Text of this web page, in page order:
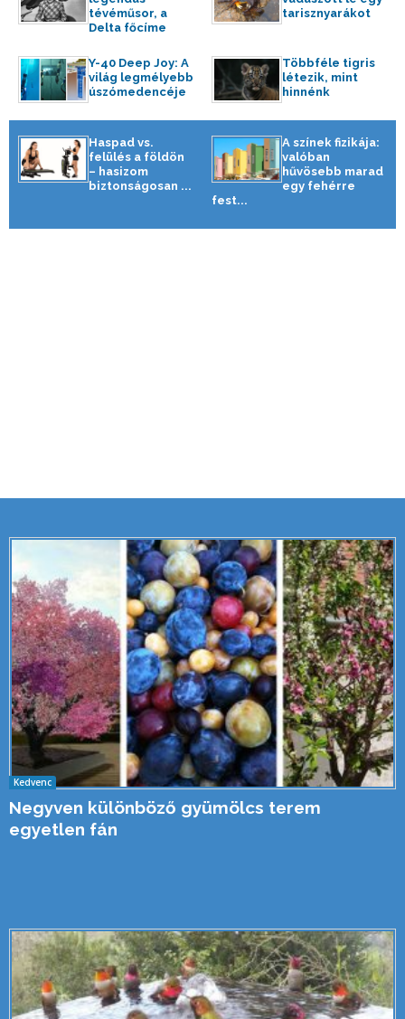
tévéműsor, a
Delta főcíme
tarisznyarákot
Y-40 Deep Joy: A
világ legmélyebb
úszómedencéje
Többféle tigris
létezik, mint
hinnénk
Haspad vs.
felülés a földön
– hasizom
biztonságosan ...
A színek fizikája:
valóban
hűvösebb marad
egy fehérre
fest...
Kedvenc
Negyven különböző gyümölcs terem
egyetlen fán